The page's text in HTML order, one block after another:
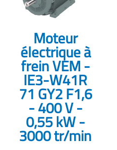
Moteur
électrique à
frein VEM -
IE3-W41R
71 GY2 F1,6
- 400 V -
0,55 kW -
3000 tr/min